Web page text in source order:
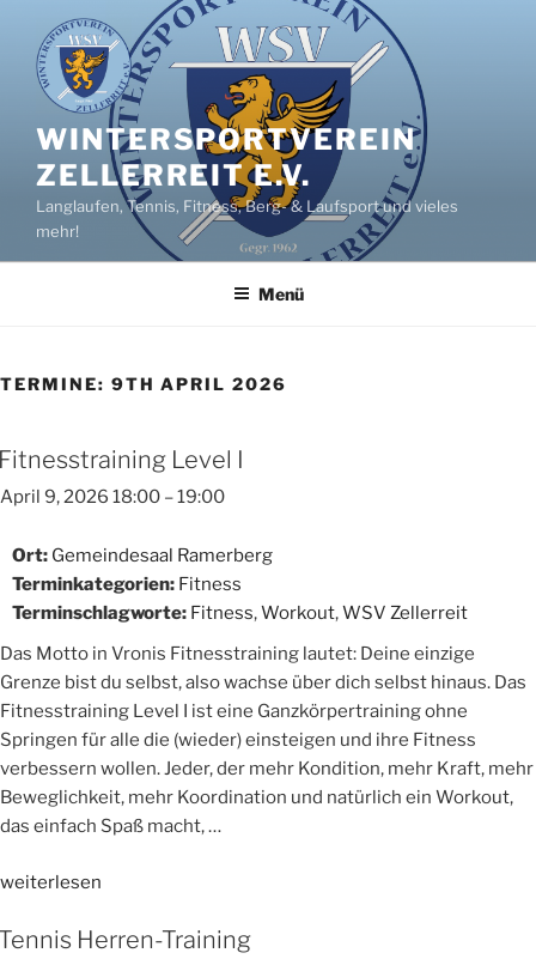
Inhalt
springen
WINTERSPORTVEREIN
ZELLERREIT E.V.
Langlaufen, Tennis, Fitness, Berg- & Laufsport und vieles
mehr!
Menü
TERMINE: 9TH APRIL 2026
Level I
April 9, 2026 18:00 –19:00
Ort: Gemeindesaal Ramerberg
Terminkategorien: Fitness
Terminschlagworte: Fitness,Workout,WSV Zellerreit
Das Motto in Vronis Fitnesstraining lautet: Deine einzige
Grenze bist du selbst, also wachse über dich selbst hinaus. Das
Fitnesstraining Level I ist eine Ganzkörpertraining ohne
Springen für alle die (wieder) einsteigen und ihre Fitness
verbessern wollen. Jeder, der mehr Kondition, mehr Kraft, mehr
Beweglichkeit, mehr Koordination und natürlich ein Workout,
das einfach Spaß macht, …
„Fitnesstraining
I“
weiterlesen
Herren-Training